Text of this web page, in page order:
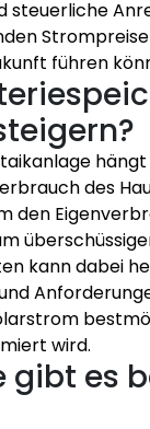
führen
des
den
kann dabei
wird.
es